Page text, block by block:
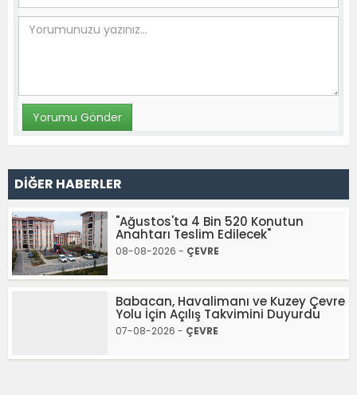
DİĞER HABERLER
"Ağustos'ta 4 Bin 520 Konutun
Anahtarı Teslim Edilecek"
08-08-2026 - ÇEVRE
Babacan, Havalimanı ve Kuzey Çevre
Yolu İçin Açılış Takvimini Duyurdu
07-08-2026 - ÇEVRE